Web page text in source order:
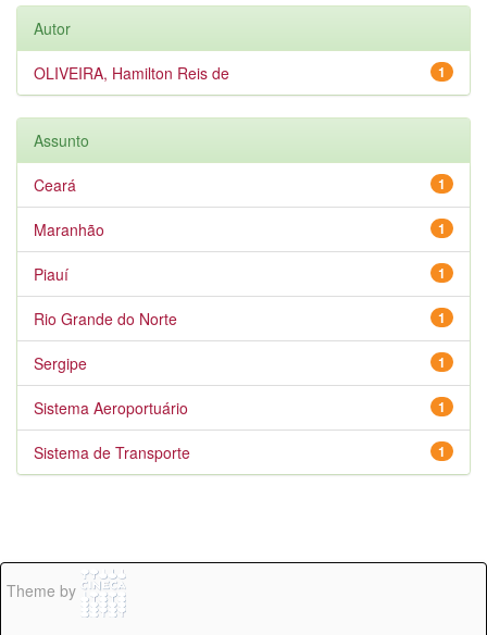
Autor
1
OLIVEIRA, Hamilton Reis de
Assunto
1
Ceará
1
Maranhão
1
Piauí
1
Rio Grande do Norte
1
Sergipe
1
Sistema Aeroportuário
1
Sistema de Transporte
Theme by